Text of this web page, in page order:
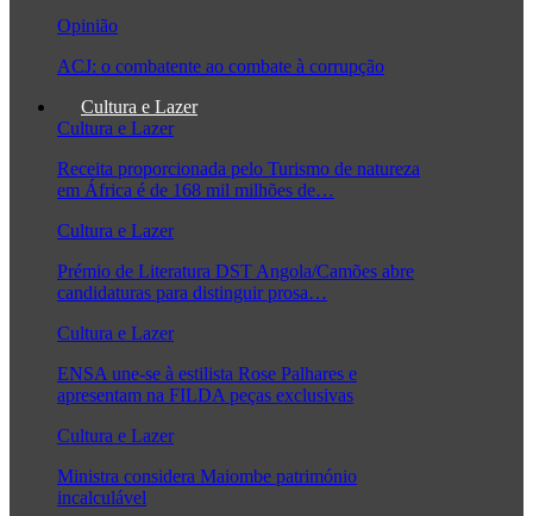
Opinião
ACJ: o combatente ao combate à corrupção
Cultura e Lazer
Cultura e Lazer
Receita proporcionada pelo Turismo de natureza
em África é de 168 mil milhões de…
Cultura e Lazer
Prémio de Literatura DST Angola/Camões abre
candidaturas para distinguir prosa…
Cultura e Lazer
ENSA une-se à estilista Rose Palhares e
apresentam na FILDA peças exclusivas
Cultura e Lazer
Ministra considera Maiombe património
incalculável